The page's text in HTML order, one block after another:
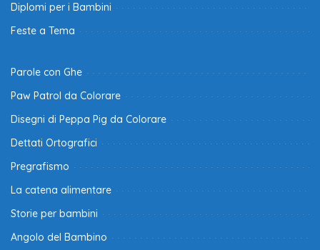
Diplomi per i Bambini
Feste a Tema
Parole con Ghe
Paw Patrol da Colorare
Disegni di Peppa Pig da Colorare
Dettati Ortografici
Pregrafismo
La catena alimentare
Storie per bambini
Angolo del Bambino